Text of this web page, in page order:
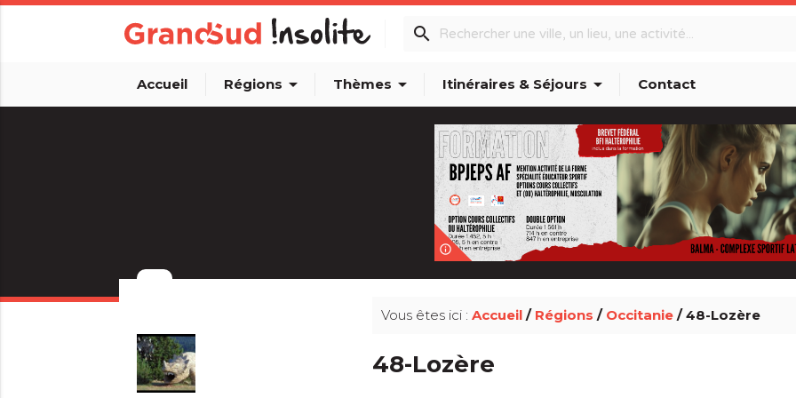
search
Accueil Régions arrow_drop_down Thèmes arrow_drop_down Itinéraires & Séjours arrow_drop_down Contact
info_outline
Vous êtes ici : Accueil/ Régions / Occitanie/ 48-Lozère
48-Lozère